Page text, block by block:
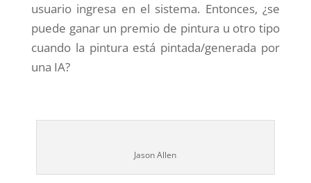
usuario ingresa en el sistema. Entonces, ¿se
puede ganar un premio de pintura u otro tipo
cuando la pintura está pintada/generada por
una IA?
Jason Allen